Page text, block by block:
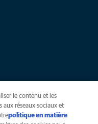
le contenu et les
réseaux sociaux et
politique en matière